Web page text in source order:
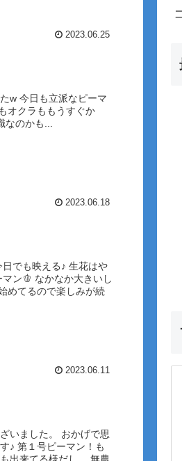
2023.06.25
w 今日も立派なピーマ
オクラももうすぐか
なのかも...
2023.06.18
でも映える♪ 生花はや
ン🫑 なかなか大きいし
めてるので楽しみが続
2023.06.11
いました。 おかげで思
♪ 第１号ピーマン！も